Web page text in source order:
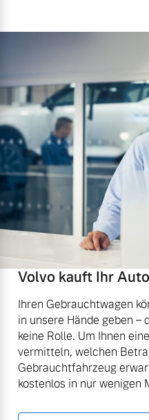
Volvo kauft Ihr Auto
Ihren Gebrauchtwagen
in unsere Hände geben
keine Rolle. Um Ihnen
vermitteln, welchen
Gebrauchtfahrzeug
kostenlos in nur wenigen